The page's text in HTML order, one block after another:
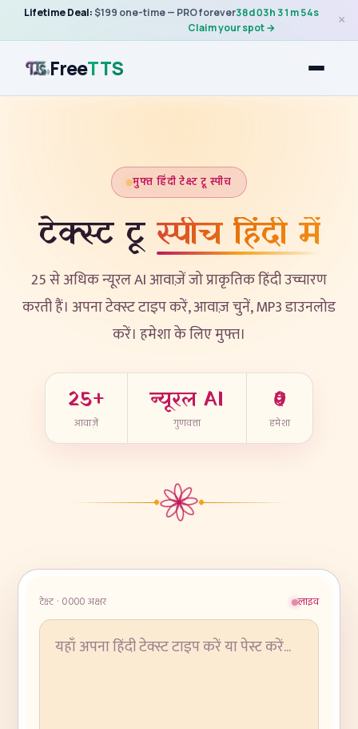
Lifetime Deal:$199 one-time — PRO forever38d03h 31 m54s
Claim your spot →
×
FreeTTS
मुफ्त हिंदी टेक्स्ट टू स्पीच
टेक्स्ट टू स्पीच हिंदी में
25 से अधिक न्यूरल AI आवाज़ें जो प्राकृतिक हिंदी उच्चारण
करती हैं। अपना टेक्स्ट टाइप करें, आवाज़ चुनें, MP3 डाउनलोड
करें। हमेशा के लिए मुफ्त।
25+
आवाज़ें
न्यूरल AI
गुणवत्ता
₹0
हमेशा
टेक्स्ट · 0000अक्षर लाइव